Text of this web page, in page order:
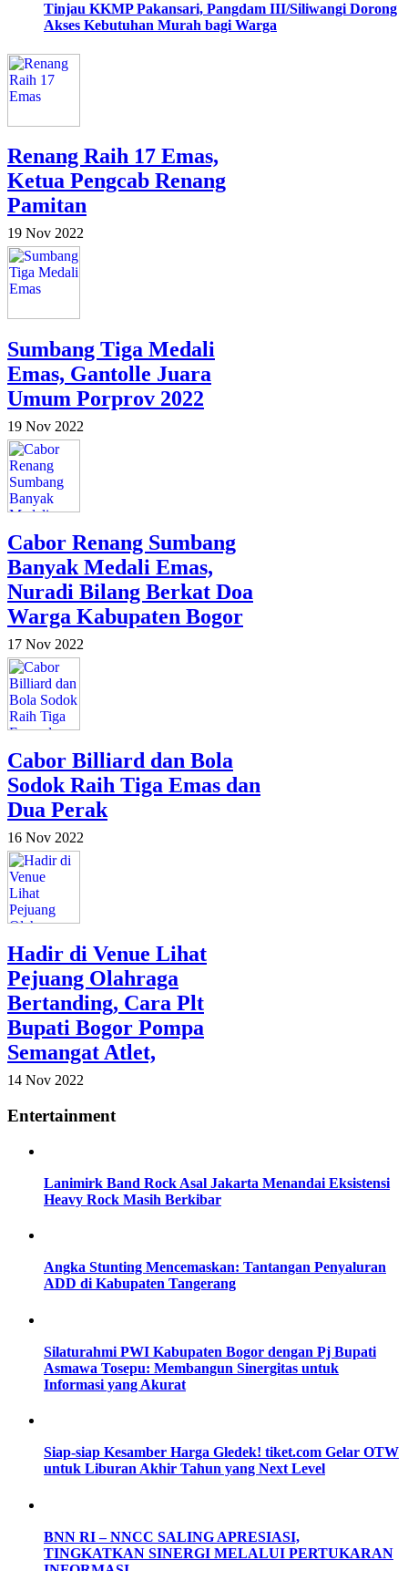
Tinjau KKMP Pakansari, Pangdam III/Siliwangi Dorong
Akses Kebutuhan Murah bagi Warga
Renang Raih 17 Emas,
Ketua Pengcab Renang
Pamitan
19 Nov 2022
Sumbang Tiga Medali
Emas, Gantolle Juara
Umum Porprov 2022
19 Nov 2022
Cabor Renang Sumbang
Banyak Medali Emas,
Nuradi Bilang Berkat Doa
Warga Kabupaten Bogor
17 Nov 2022
Cabor Billiard dan Bola
Sodok Raih Tiga Emas dan
Dua Perak
16 Nov 2022
Hadir di Venue Lihat
Pejuang Olahraga
Bertanding, Cara Plt
Bupati Bogor Pompa
Semangat Atlet,
14 Nov 2022
Entertainment
Lanimirk Band Rock Asal Jakarta Menandai Eksistensi
Heavy Rock Masih Berkibar
Angka Stunting Mencemaskan: Tantangan Penyaluran
ADD di Kabupaten Tangerang
Silaturahmi PWI Kabupaten Bogor dengan Pj Bupati
Asmawa Tosepu: Membangun Sinergitas untuk
Informasi yang Akurat
Siap-siap Kesamber Harga Gledek! tiket.com Gelar OTW
untuk Liburan Akhir Tahun yang Next Level
BNN RI – NNCC SALING APRESIASI,
TINGKATKAN SINERGI MELALUI PERTUKARAN